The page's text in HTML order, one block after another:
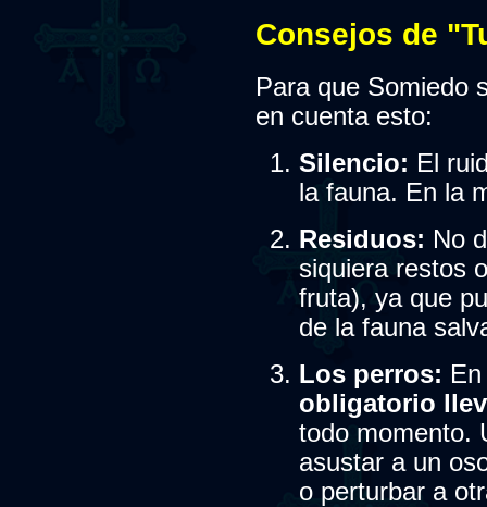
Consejos de
Para que Somiedo
en cuenta esto:
Silencio: El
la fauna. En la
Residuos: No
siquiera restos
fruta), ya que
de la fauna
Los perros:
obligatorio
todo momento.
asustar a un
o perturbar a